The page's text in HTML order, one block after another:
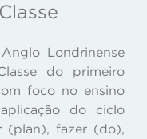
Londrinense
do primeiro
foco no ensino
do ciclo
(plan), fazer (do),